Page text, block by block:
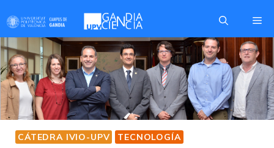
contenido
CÁTEDRA IVIO-UPV TECNOLOGÍA